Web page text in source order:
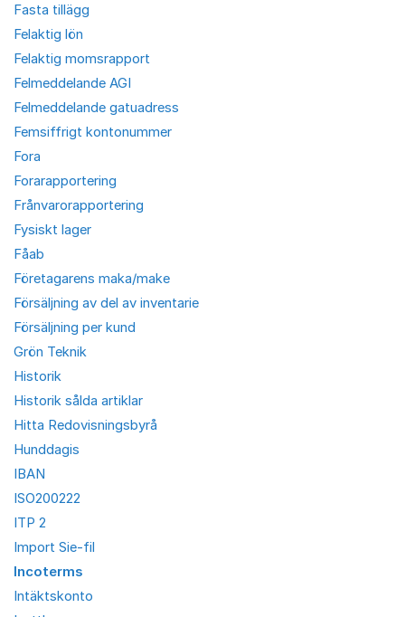
Fasta tillägg
Felaktig lön
Felaktig momsrapport
Felmeddelande AGI
Felmeddelande gatuadress
Femsiffrigt kontonummer
Fora
Forarapportering
Frånvarorapportering
Fysiskt lager
Fåab
Företagarens maka/make
Försäljning av del av inventarie
Försäljning per kund
Grön Teknik
Historik
Historik sålda artiklar
Hitta Redovisningsbyrå
Hunddagis
IBAN
ISO200222
ITP 2
Import Sie-fil
Incoterms
Intäktskonto